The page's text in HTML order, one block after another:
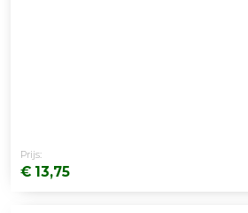
Prijs:
€ 13,75